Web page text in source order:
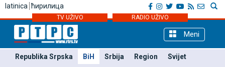
latinica ћирилица
TV UŽIVO RADIO UŽIVO
Meni
Republika Srpska BiH Srbija Region
Svijet